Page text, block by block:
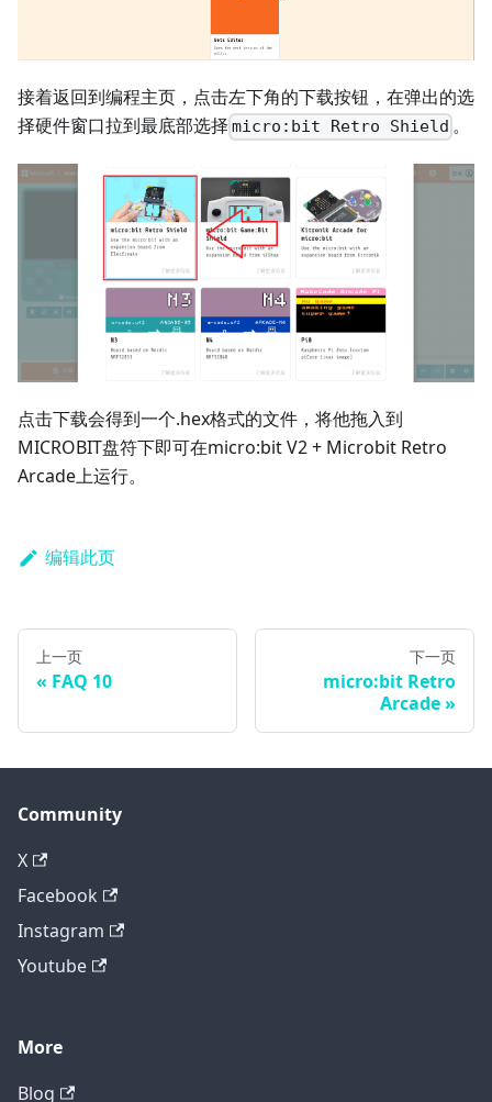
接着返回到编程主页，点击左下角的下载按钮，在弹出的选
择硬件窗口拉到最底部选择 micro:bit Retro Shield 。
点击下载会得到一个.hex格式的文件，将他拖入到
MICROBIT盘符下即可在micro:bit V2 + Microbit Retro
Arcade上运行。
编辑此页
上一页
FAQ 10
下一页
micro:bit Retro
Arcade
Community
X
Facebook
Instagram
Youtube
More
Blog